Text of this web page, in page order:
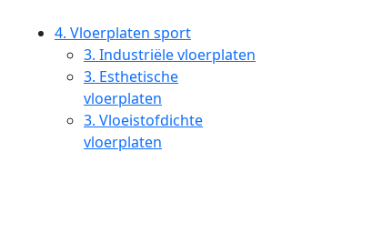
4. Vloerplaten sport
3. Industriële vloerplaten
3. Esthetische
vloerplaten
3. Vloeistofdichte
vloerplaten